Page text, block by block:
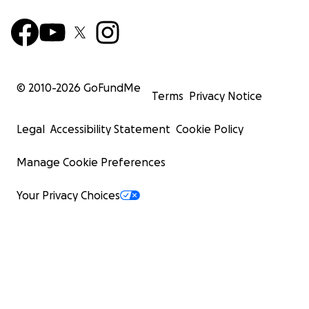
© 2010-2026 GoFundMe
Terms Privacy Notice
Legal Accessibility Statement Cookie Policy
Manage Cookie Preferences
Your Privacy Choices